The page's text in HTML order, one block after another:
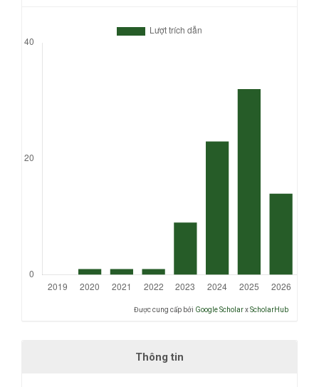
Được cung cấp bởi Google ScholarxScholarHub
Thông tin